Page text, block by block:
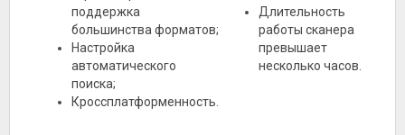
поддержка
большинства форматов;
Настройка
автоматического
поиска;
Кроссплатформенность.
Длительность
работы сканера
превышает
несколько часов.